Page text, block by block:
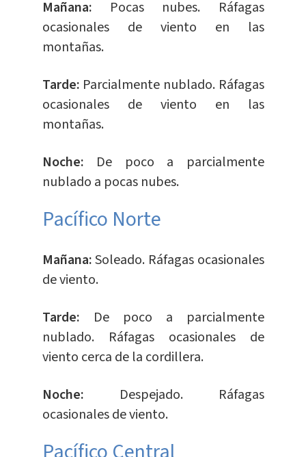
Mañana: Pocas nubes. Ráfagas
ocasionales de viento en las
montañas.
Tarde: Parcialmente nublado. Ráfagas
ocasionales de viento en las
montañas.
Noche: De poco a parcialmente
nublado a pocas nubes.
Pacífico Norte
Mañana:Soleado. Ráfagas ocasionales
de viento.
Tarde: De poco a parcialmente
nublado. Ráfagas ocasionales de
viento cerca de la cordillera.
Noche: Despejado. Ráfagas
ocasionales de viento.